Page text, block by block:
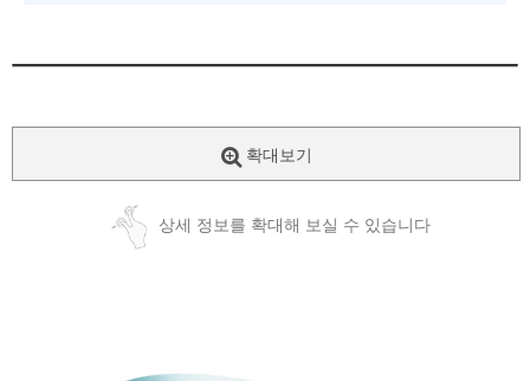
확대보기
상세 정보를 확대해 보실 수 있습니다